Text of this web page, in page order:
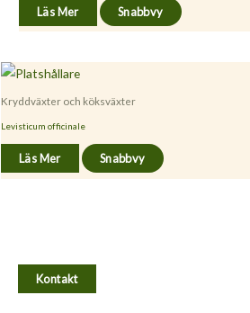
Läs Mer Snabbvy
Kryddväxter och köksväxter
Levisticum officinale
Läs Mer Snabbvy
Kontakt